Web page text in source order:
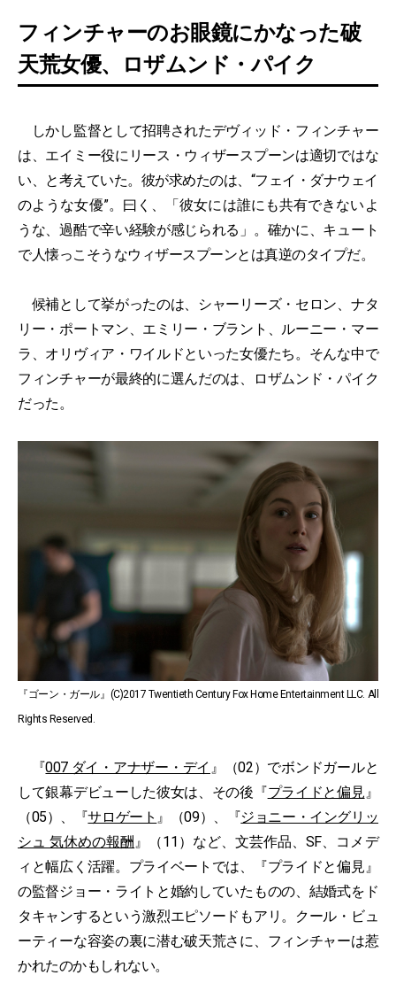
フィンチャーのお眼鏡にかなった破
天荒女優、ロザムンド・パイク
しかし監督として招聘されたデヴィッド・フィンチャー
は、エイミー役にリース・ウィザースプーンは適切ではな
い、と考えていた。彼が求めたのは、“フェイ・ダナウェイ
のような女優”。曰く、「彼女には誰にも共有できないよ
うな、過酷で辛い経験が感じられる」。確かに、キュート
で人懐っこそうなウィザースプーンとは真逆のタイプだ。
候補として挙がったのは、シャーリーズ・セロン、ナタ
リー・ポートマン、エミリー・ブラント、ルーニー・マー
ラ、オリヴィア・ワイルドといった女優たち。そんな中で
フィンチャーが最終的に選んだのは、ロザムンド・パイク
だった。
『ゴーン・ガール』(C)2017 Twentieth Century Fox Home Entertainment LLC. All
Rights Reserved.
『007 ダイ・アナザー・デイ 』（02）でボンドガールと
して銀幕デビューした彼女は、その後『プライドと偏見』
（05）、『サロゲート 』（09）、『ジョニー・イングリッ
シュ 気休めの報酬 』（11）など、文芸作品、SF、コメデ
ィと幅広く活躍。プライベートでは、『プライドと偏見』
の監督ジョー・ライトと婚約していたものの、結婚式をド
タキャンするという激烈エピソードもアリ。クール・ビュ
ーティーな容姿の裏に潜む破天荒さに、フィンチャーは惹
かれたのかもしれない。